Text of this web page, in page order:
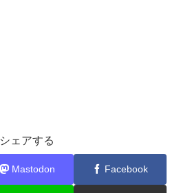
シェアする
Mastodon Facebook